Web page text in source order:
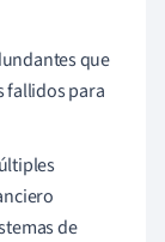
que
fallidos para
de